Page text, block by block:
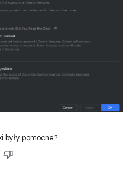
były pomocne?